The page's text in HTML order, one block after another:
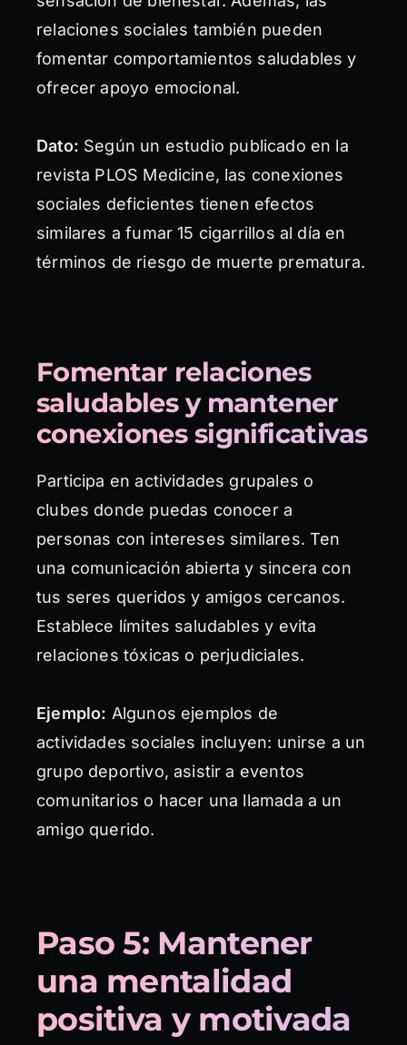
relaciones sociales también pueden
fomentar comportamientos saludables y
ofrecer apoyo emocional.
Dato: Según un estudio publicado en la
revista PLOS Medicine, las conexiones
sociales deficientes tienen efectos
similares a fumar 15 cigarrillos al día en
términos de riesgo de muerte prematura.
Fomentar relaciones
saludables y mantener
conexiones significativas
Participa en actividades grupales o
clubes donde puedas conocer a
personas con intereses similares. Ten
una comunicación abierta y sincera con
tus seres queridos y amigos cercanos.
Establece límites saludables y evita
relaciones tóxicas o perjudiciales.
Ejemplo: Algunos ejemplos de
actividades sociales incluyen: unirse a un
grupo deportivo, asistir a eventos
comunitarios o hacer una llamada a un
amigo querido.
Paso 5: Mantener
una mentalidad
positiva y motivada